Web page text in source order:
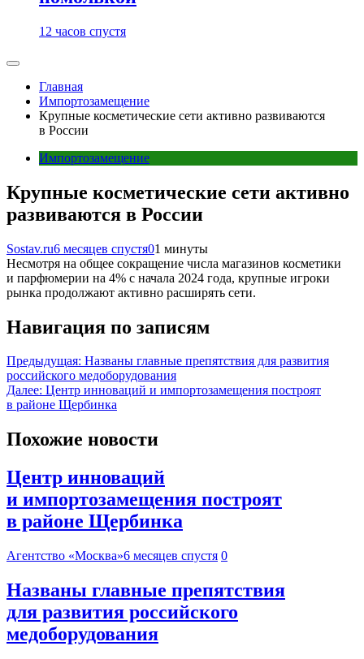
12 часов спустя
Главная
Импортозамещение
Крупные косметические сети активно развиваются
в России
Импортозамещение
Крупные косметические сети активно
развиваются в России
Sostav.ru6 месяцев спустя01 минуты
Несмотря на общее сокращение числа магазинов косметики
и парфюмерии на 4% с начала 2024 года, крупные игроки
рынка продолжают активно расширять сети.
Навигация по записям
Предыдущая: Названы главные препятствия для развития
российского медоборудования
Далее: Центр инноваций и импортозамещения построят
в районе Щербинка
Похожие новости
Центр инноваций
и импортозамещения построят
в районе Щербинка
Агентство «Москва»6 месяцев спустя 0
Названы главные препятствия
для развития российского
медоборудования